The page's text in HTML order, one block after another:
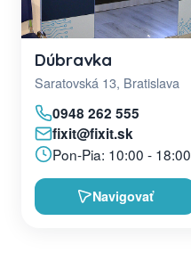
Dúbravka
Saratovská 13, Bratislava
0948 262 555
fixit@fixit.sk
Pon-Pia: 10:00 - 18:00
Navigovať